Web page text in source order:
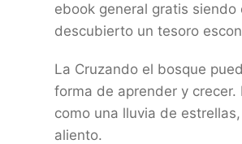
ebook general gratis
descubierto un tesoro
La Cruzando el bosque
forma de aprender y
como una lluvia de
aliento.